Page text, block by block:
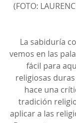
(FOTO:
La sabiduría
vemos en las
fácil para
religiosas
hace una
tradición
aplicar a las